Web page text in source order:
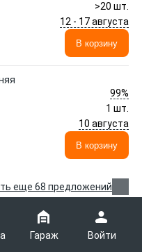
Гараж Войти
>20 шт.
12 - 17 августа
В корзину
99%
1 шт.
10 августа
В корзину
еще 68 предложений
задний SKODA
DEQST